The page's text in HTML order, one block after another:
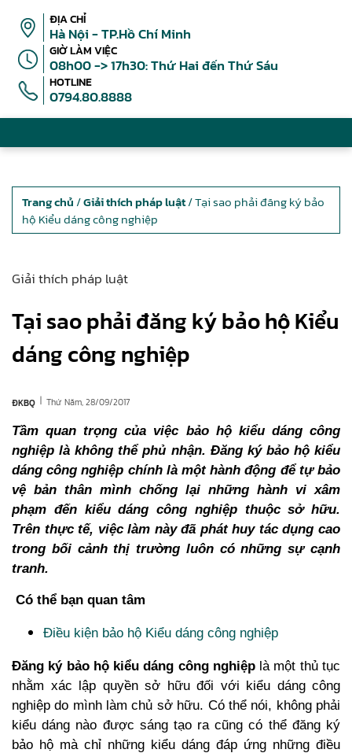
ĐỊA CHỈ
Hà Nội - TP.Hồ Chí Minh
GIỜ LÀM VIỆC
08h00 -> 17h30: Thứ Hai đến Thứ Sáu
HOTLINE
0794.80.8888
Trang chủ /Giải thích pháp luật/ Tại sao phải đăng ký bảo
hộ Kiểu dáng công nghiệp
Giải thích pháp luật
Tại sao phải đăng ký bảo hộ Kiểu
dáng công nghiệp
ĐKBQ | Thứ Năm, 28/09/2017
Tầm quan trọng của việc bảo hộ kiểu dáng công
nghiệp là không thể phủ nhận. Đăng ký bảo hộ kiểu
dáng công nghiệp chính là một hành động để tự bảo
vệ bản thân mình chống lại những hành vi xâm
phạm đến kiểu dáng công nghiệp thuộc sở hữu.
Trên thực tế, việc làm này đã phát huy tác dụng cao
trong bối cảnh thị trường luôn có những sự cạnh
tranh.
Có thể bạn quan tâm
Điều kiện bảo hộ Kiểu dáng công nghiệp
Đăng ký bảo hộ kiểu dáng công nghiệplà một thủ tục
nhằm xác lập quyền sở hữu đối với kiểu dáng công
nghiệp do mình làm chủ sở hữu. Có thể nói, không phải
kiểu dáng nào được sáng tạo ra cũng có thể đăng ký
bảo hộ mà chỉ những kiểu dáng đáp ứng những điều